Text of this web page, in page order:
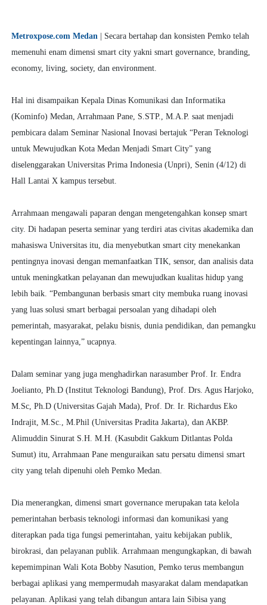
Metroxpose.com Medan | Secara bertahap dan konsisten Pemko telah
memenuhi enam dimensi smart city yakni smart governance, branding,
economy, living, society, dan environment.
Hal ini disampaikan Kepala Dinas Komunikasi dan Informatika
(Kominfo) Medan, Arrahmaan Pane, S.STP., M.A.P. saat menjadi
pembicara dalam Seminar Nasional Inovasi bertajuk “Peran Teknologi
untuk Mewujudkan Kota Medan Menjadi Smart City” yang
diselenggarakan Universitas Prima Indonesia (Unpri), Senin (4/12) di
Hall Lantai X kampus tersebut.
Arrahmaan mengawali paparan dengan mengetengahkan konsep smart
city. Di hadapan peserta seminar yang terdiri atas civitas akademika dan
mahasiswa Universitas itu, dia menyebutkan smart city menekankan
pentingnya inovasi dengan memanfaatkan TIK, sensor, dan analisis data
untuk meningkatkan pelayanan dan mewujudkan kualitas hidup yang
lebih baik. “Pembangunan berbasis smart city membuka ruang inovasi
yang luas solusi smart berbagai persoalan yang dihadapi oleh
pemerintah, masyarakat, pelaku bisnis, dunia pendidikan, dan pemangku
kepentingan lainnya,” ucapnya.
Dalam seminar yang juga menghadirkan narasumber Prof. Ir. Endra
Joelianto, Ph.D (Institut Teknologi Bandung), Prof. Drs. Agus Harjoko,
M.Sc, Ph.D (Universitas Gajah Mada), Prof. Dr. Ir. Richardus Eko
Indrajit, M.Sc., M.Phil (Universitas Pradita Jakarta), dan AKBP.
Alimuddin Sinurat S.H. M.H. (Kasubdit Gakkum Ditlantas Polda
Sumut) itu, Arrahmaan Pane menguraikan satu persatu dimensi smart
city yang telah dipenuhi oleh Pemko Medan.
Dia menerangkan, dimensi smart governance merupakan tata kelola
pemerintahan berbasis teknologi informasi dan komunikasi yang
diterapkan pada tiga fungsi pemerintahan, yaitu kebijakan publik,
birokrasi, dan pelayanan publik. Arrahmaan mengungkapkan, di bawah
kepemimpinan Wali Kota Bobby Nasution, Pemko terus membangun
berbagai aplikasi yang mempermudah masyarakat dalam mendapatkan
pelayanan. Aplikasi yang telah dibangun antara lain Sibisa yang